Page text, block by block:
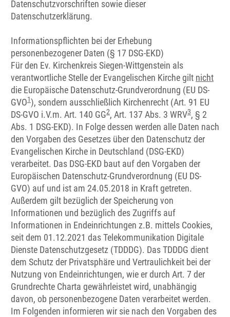
Datenschutzvorschriften sowie dieser
Datenschutzerklärung.
Informationspflichten bei der Erhebung
personenbezogener Daten (§ 17 DSG-EKD)
Für den Ev. Kirchenkreis Siegen-Wittgenstein als
verantwortliche Stelle der Evangelischen Kirche gilt nicht
die Europäische Datenschutz-Grundverordnung (EU DS-
GVO1), sondern ausschließlich Kirchenrecht (Art. 91 EU
DS-GVO i.V.m. Art. 140 GG2, Art. 137 Abs. 3 WRV3, § 2
Abs. 1 DSG-EKD). In Folge dessen werden alle Daten nach
den Vorgaben des Gesetzes über den Datenschutz der
Evangelischen Kirche in Deutschland (DSG-EKD)
verarbeitet. Das DSG-EKD baut auf den Vorgaben der
Europäischen Datenschutz-Grundverordnung (EU DS-
GVO) auf und ist am 24.05.2018 in Kraft getreten.
Außerdem gilt bezüglich der Speicherung von
Informationen und bezüglich des Zugriffs auf
Informationen in Endeinrichtungen z.B. mittels Cookies,
seit dem 01.12.2021 das Telekommunikation Digitale
Dienste Datenschutzgesetz (TDDDG). Das TDDDG dient
dem Schutz der Privatsphäre und Vertraulichkeit bei der
Nutzung von Endeinrichtungen, wie er durch Art. 7 der
Grundrechte Charta gewährleistet wird, unabhängig
davon, ob personenbezogene Daten verarbeitet werden.
Im Folgenden informieren wir sie nach den Vorgaben des